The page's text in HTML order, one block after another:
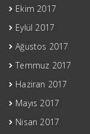
Ekim 2017
Eylül 2017
Ağustos 2017
Temmuz 2017
Haziran 2017
Mayıs 2017
Nisan 2017